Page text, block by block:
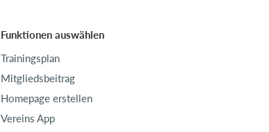
Funktionen auswählen
Trainingsplan
Mitgliedsbeitrag
Homepage erstellen
Vereins App